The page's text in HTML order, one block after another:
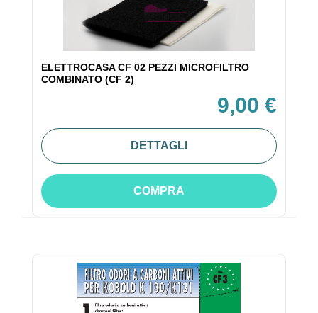
ELETTROCASA CF 02 PEZZI MICROFILTRO
COMBINATO (CF 2)
9,00 €
DETTAGLI
COMPRA